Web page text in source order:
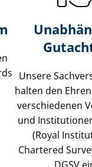
Unsere
halten den
verschiedenen
und
(Royal
Chartered